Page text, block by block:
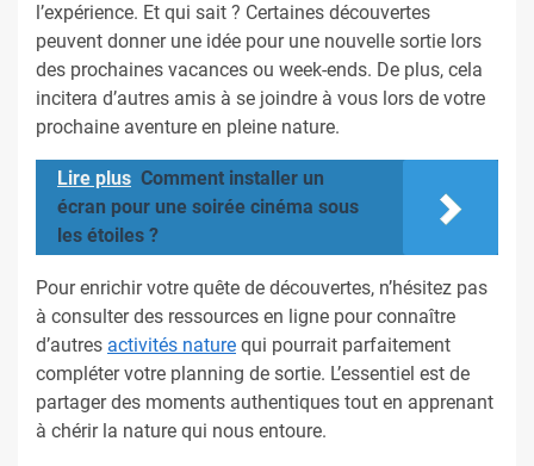
l’expérience. Et qui sait ? Certaines découvertes
peuvent donner une idée pour une nouvelle sortie lors
des prochaines vacances ou week-ends. De plus, cela
incitera d’autres amis à se joindre à vous lors de votre
prochaine aventure en pleine nature.
Lire plus Comment installer un
écran pour une soirée cinéma sous
les étoiles ?
Pour enrichir votre quête de découvertes, n’hésitez pas
à consulter des ressources en ligne pour connaître
d’autres activités nature qui pourrait parfaitement
compléter votre planning de sortie. L’essentiel est de
partager des moments authentiques tout en apprenant
à chérir la nature qui nous entoure.